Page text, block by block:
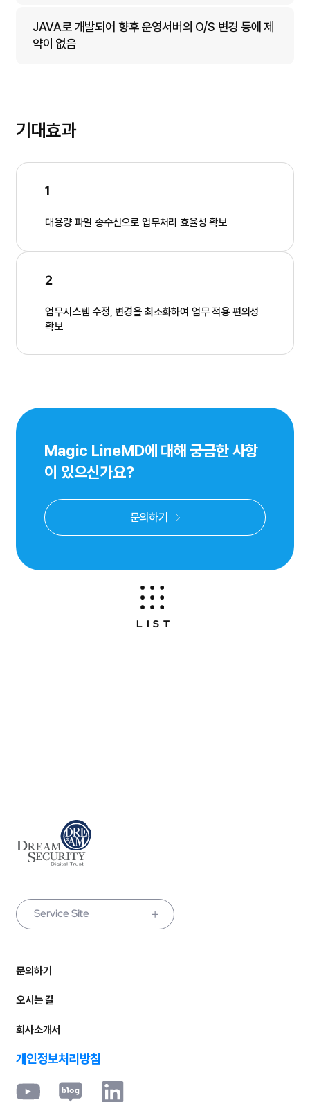
JAVA로 개발되어 향후 운영서버의 O/S 변경 등에 제
약이 없음
기대효과
1
대용량 파일 송수신으로 업무처리 효율성 확보
2
업무시스템 수정, 변경을 최소화하여 업무 적용 편의성
확보
Magic LineMD​에 대해 궁금한 사항
이 있으신가요?
문의하기
LIST
문의하기
오시는 길
회사소개서
개인정보처리방침
Service Site